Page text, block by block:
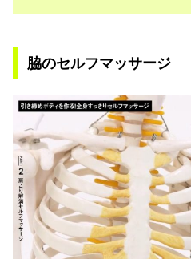
脇のセルフマッサージ